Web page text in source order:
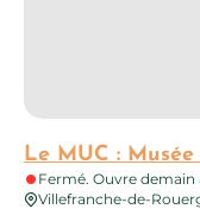
Le MUC :
Fermé. Ouvre demain
Villefranche-de-